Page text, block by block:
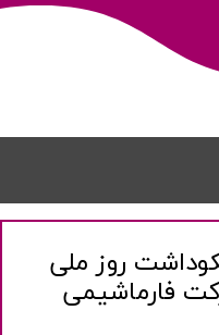
روز ملی
فارماشیمی